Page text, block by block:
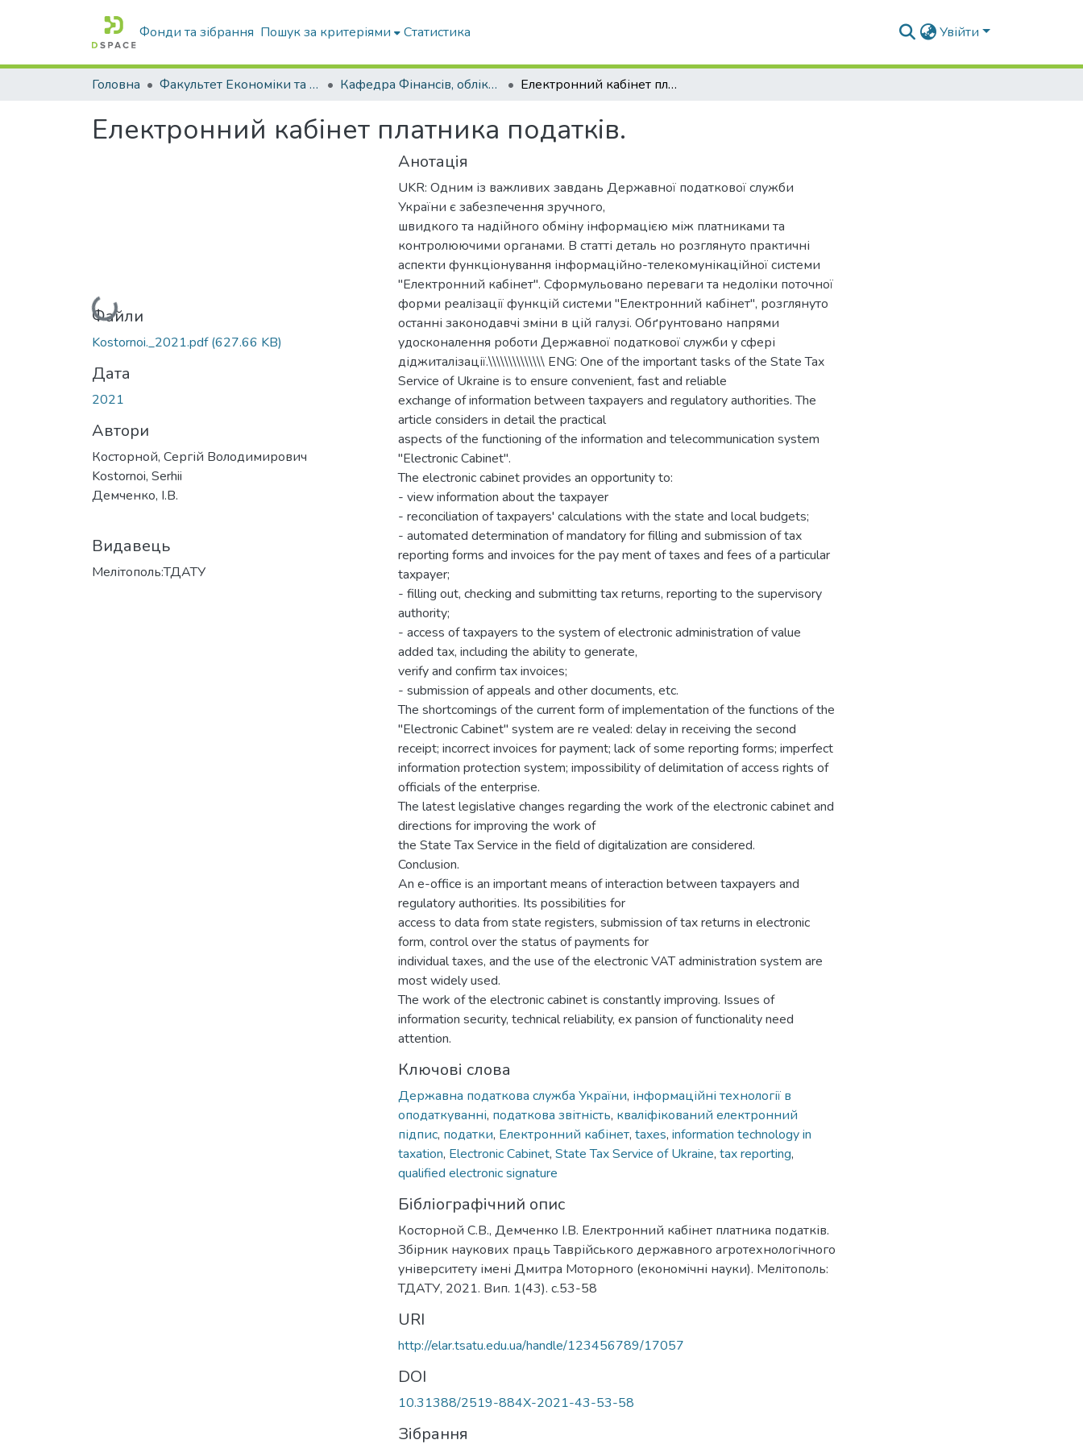
Фонди та зібрання Пошук за критеріями Статистика Увійти
Головна Факультет Економіки та бізнесу Кафедра Фінансів, обліку і оподаткування Електронний кабінет платника податків.
Електронний кабінет платника податків.
Вантажиться...
Файли
Kostornoi._2021.pdf(627.66 KB)
Дата
2021
Автори
Косторной, Сергій Володимирович
Kostornoi, Serhii
Демченко, І.В.
Видавець
Мелітополь:ТДАТУ
Анотація
UKR: Одним із важливих завдань Державної податкової служби
України є забезпечення зручного,
швидкого та надійного обміну інформацією між платниками та
контролюючими органами. В статті деталь но розглянуто практичні
аспекти функціонування інформаційно-телекомунікаційної системи
"Електронний кабінет". Сформульовано переваги та недоліки поточної
форми реалізації функцій системи "Електронний кабінет", розглянуто
останні законодавчі зміни в цій галузі. Обґрунтовано напрями
удосконалення роботи Державної податкової служби у сфері
діджиталізації.\\\\\\\\\\\\\\ ENG: One of the important tasks of the State Tax
Service of Ukraine is to ensure convenient, fast and reliable
exchange of information between taxpayers and regulatory authorities. The
article considers in detail the practical
aspects of the functioning of the information and telecommunication system
"Electronic Cabinet".
The electronic cabinet provides an opportunity to:
- view information about the taxpayer
- reconciliation of taxpayers' calculations with the state and local budgets;
- automated determination of mandatory for filling and submission of tax
reporting forms and invoices for the pay ment of taxes and fees of a particular
taxpayer;
- filling out, checking and submitting tax returns, reporting to the supervisory
authority;
- access of taxpayers to the system of electronic administration of value
added tax, including the ability to generate,
verify and confirm tax invoices;
- submission of appeals and other documents, etc.
The shortcomings of the current form of implementation of the functions of the
"Electronic Cabinet" system are re vealed: delay in receiving the second
receipt; incorrect invoices for payment; lack of some reporting forms; imperfect
information protection system; impossibility of delimitation of access rights of
officials of the enterprise.
The latest legislative changes regarding the work of the electronic cabinet and
directions for improving the work of
the State Tax Service in the field of digitalization are considered.
Conclusion.
An e-office is an important means of interaction between taxpayers and
regulatory authorities. Its possibilities for
access to data from state registers, submission of tax returns in electronic
form, control over the status of payments for
individual taxes, and the use of the electronic VAT administration system are
most widely used.
The work of the electronic cabinet is constantly improving. Issues of
information security, technical reliability, ex pansion of functionality need
attention.
Ключові слова
Державна податкова служба України, інформаційні технології в
оподаткуванні, податкова звітність, кваліфікований електронний
підпис, податки, Електронний кабінет, taxes, information technology in
taxation, Electronic Cabinet, State Tax Service of Ukraine, tax reporting,
qualified electronic signature
Бібліографічний опис
Косторной С.В., Демченко І.В. Електронний кабінет платника податків.
Збірник наукових праць Таврійського державного агротехнологічного
університету імені Дмитра Моторного (економічні науки). Мелітополь:
ТДАТУ, 2021. Вип. 1(43). c.53-58
URI
http://elar.tsatu.edu.ua/handle/123456789/17057
DOI
10.31388/2519-884X-2021-43-53-58
Зібрання